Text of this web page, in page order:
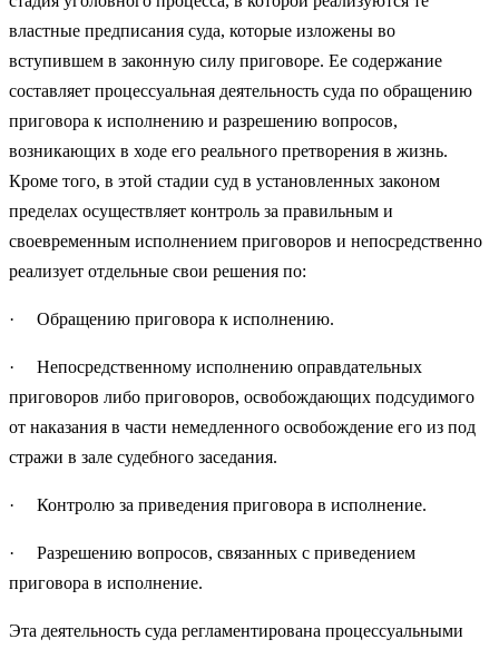
властные предписания суда, которые изложены во
вступившем в законную силу приговоре. Ее содержание
составляет процессуальная деятельность суда по обращению
приговора к исполнению и разрешению вопросов,
возникающих в ходе его реального претворения в жизнь.
Кроме того, в этой стадии суд в установленных законом
пределах осуществляет контроль за правильным и
своевременным исполнением приговоров и непосредственно
реализует отдельные свои решения по:
· Обращению приговора к исполнению.
· Непосредственному исполнению оправдательных
приговоров либо приговоров, освобождающих подсудимого
от наказания в части немедленного освобождение его из под
стражи в зале судебного заседания.
· Контролю за приведения приговора в исполнение.
· Разрешению вопросов, связанных с приведением
приговора в исполнение.
Эта деятельность суда регламентирована процессуальными